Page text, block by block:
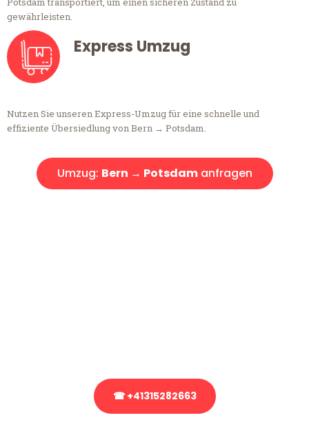
gewährleisten.
Express Umzug
Nutzen Sie unseren Express-Umzug für eine schnelle und
effiziente Übersiedlung von Bern → Potsdam.
Umzug: Bern → Potsdamanfragen
☎ +41315282663